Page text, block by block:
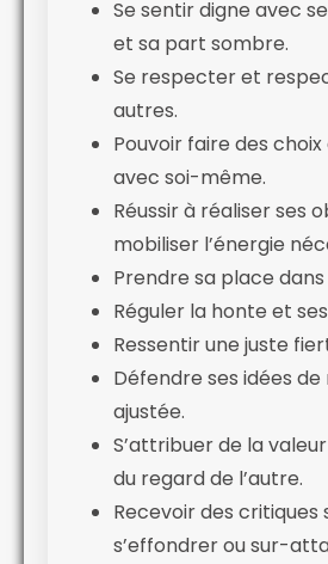
Se sentir digne avec
et sa part sombre.
Se respecter et
autres.
Pouvoir faire des
avec soi-même.
Réussir à réaliser ses
mobiliser l’énergie
Prendre sa place dans
Réguler la honte et
Ressentir une juste
Défendre ses idées
ajustée.
S’attribuer de la
du regard de l’autre.
Recevoir des critiques
s’effondrer ou sur-